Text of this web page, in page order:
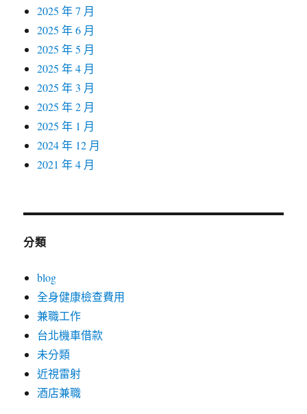
2025 年 7 月
2025 年 6 月
2025 年 5 月
2025 年 4 月
2025 年 3 月
2025 年 2 月
2025 年 1 月
2024 年 12 月
2021 年 4 月
分類
blog
全身健康檢查費用
兼職工作
台北機車借款
未分類
近視雷射
酒店兼職